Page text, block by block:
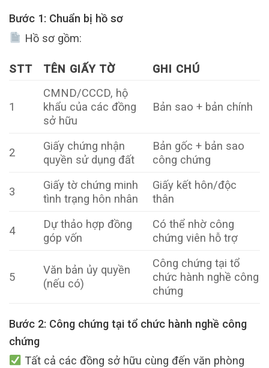
Bước 1: Chuẩn bị hồ sơ
Hồ sơ gồm:
STT TÊN GIẤY TỜ GHI CHÚ
1
CMND/CCCD, hộ
khẩu của các đồng
sở hữu
Bản sao + bản chính
2
Giấy chứng nhận
quyền sử dụng đất
Bản gốc + bản sao
công chứng
3
Giấy tờ chứng minh
tình trạng hôn nhân
Giấy kết hôn/độc
thân
4
Dự thảo hợp đồng
góp vốn
Có thể nhờ công
chứng viên hỗ trợ
5
Văn bản ủy quyền
(nếu có)
Công chứng tại tổ
chức hành nghề công
chứng
Bước 2: Công chứng tại tổ chức hành nghề công
chứng
Tất cả các đồng sở hữu cùng đến văn phòng